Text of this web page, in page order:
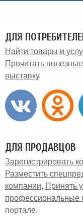
ДЛЯ
Найти товары и
Прочитать полезные
выставку
ДЛЯ ПРОДАВЦОВ
Зарегистрировать
Разместить
компании
Принять
профессиональные
портале